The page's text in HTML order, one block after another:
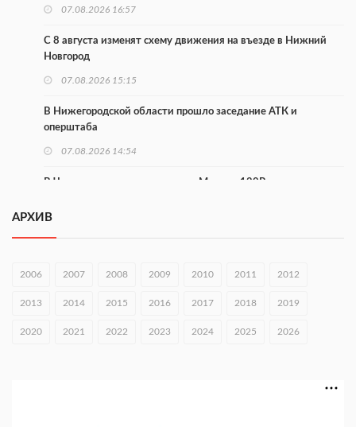
07.08.2026 16:57
С 8 августа изменят схему движения на въезде в Нижний
Новгород
07.08.2026 15:15
В Нижегородской области прошло заседание АТК и
оперштаба
07.08.2026 14:54
В Чкаловске спустили на воду «Метеор-120Р»
В Нижегородской области выбрали лучшего лесного
07.08.2026 13:48
В Нижнем Новгороде отметили 70-летие Дня строителя
07.08.2026 13:15
АРХИВ
2006 2007 2008 2009 2010 2011 2012
2013 2014 2015 2016 2017 2018 2019
2020 2021 2022 2023 2024 2025 2026